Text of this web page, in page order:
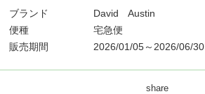
ブランド
David Austin
便種
宅急便
販売期間
2026/01/05～2026/06/30
share